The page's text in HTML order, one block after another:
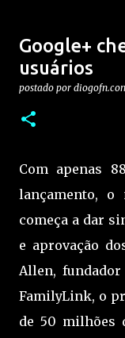
Google+
usuários
postado por
Com apenas
lançamento, o
começa a dar
e aprovação
Allen,
FamilyLink, o
de 50 milhões